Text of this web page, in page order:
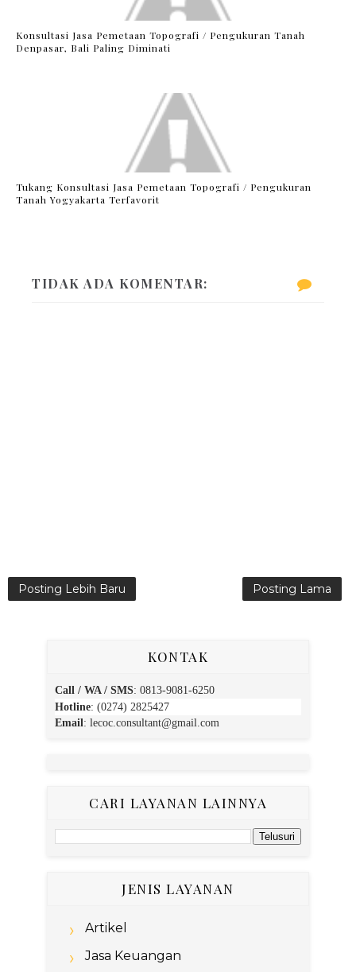
Konsultasi Jasa Pemetaan Topografi / Pengukuran Tanah
Denpasar, Bali Paling Diminati
Tukang Konsultasi Jasa Pemetaan Topografi / Pengukuran
Tanah Yogyakarta Terfavorit
TIDAK ADA KOMENTAR:
Posting Lebih Baru Posting Lama
KONTAK
Call / WA / SMS: 0813-9081-6250
Hotline: (0274) 2825427
Email: lecoc.consultant@gmail.com
CARI LAYANAN LAINNYA
JENIS LAYANAN
Artikel
Jasa Keuangan